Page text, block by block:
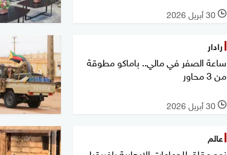
l 30 أبريل 2026
رادار
ساعة الصفر في مالي.. باماكو مطوقة
من 3 محاور
l 30 أبريل 2026
عالم